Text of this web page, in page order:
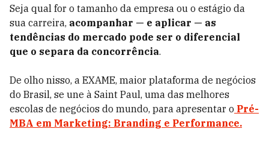
Seja qual for o tamanho da empresa ou o estágio da
sua carreira, acompanhar — e aplicar — as
tendências do mercado pode ser o diferencial
que o separa da concorrência.
De olho nisso, a EXAME, maior plataforma de negócios
do Brasil, se une à Saint Paul, uma das melhores
escolas de negócios do mundo, para apresentar o Pré-
MBA em Marketing: Branding e Performance.